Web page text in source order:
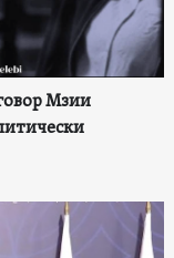
Мзии